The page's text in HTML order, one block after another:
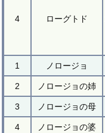
4 ローグトド
1 ノロージョ
2 ノロージョの姉
3 ノロージョの母
4 ノロージョの婆